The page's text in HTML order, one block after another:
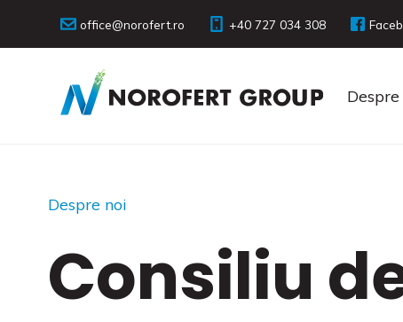
office@norofert.ro ‭+40 727 034 308
Despre noi
Consiliu